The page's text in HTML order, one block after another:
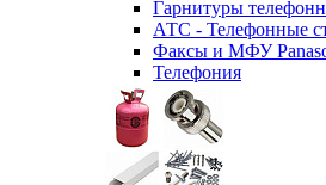
Гарнитуры
АТС - Телефонные
Факсы и МФУ
Телефония